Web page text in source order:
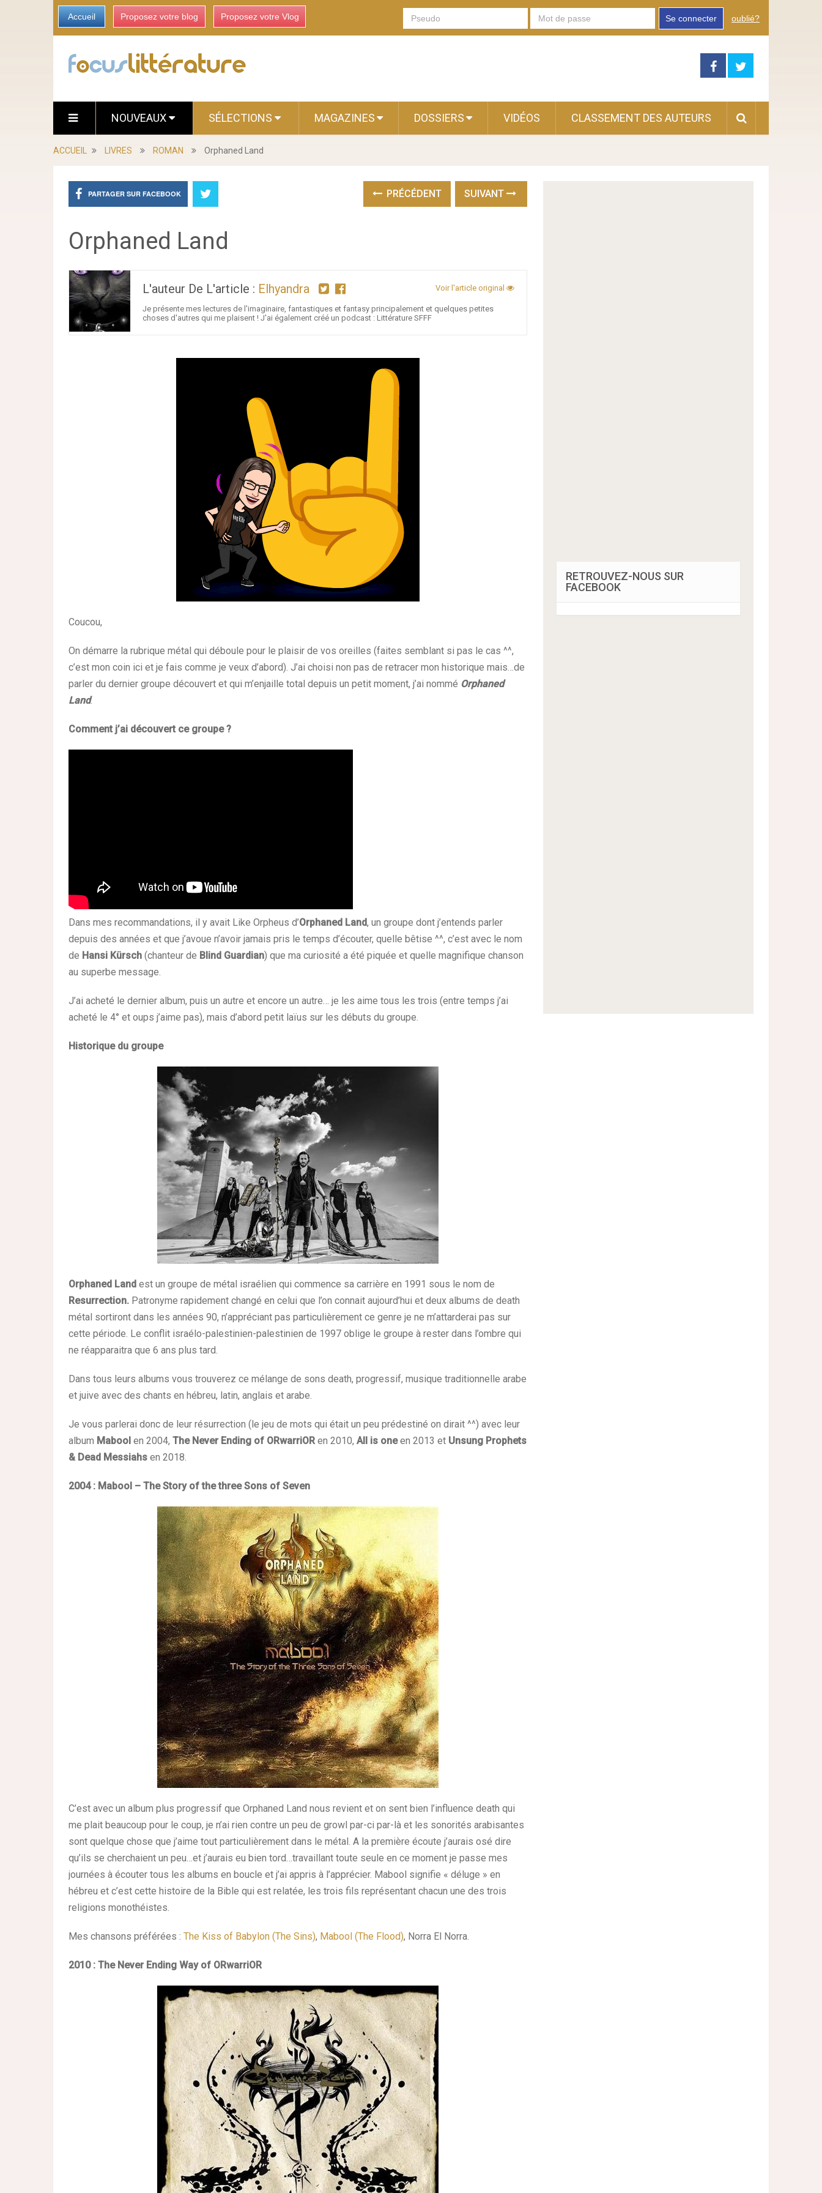
Accueil Proposez votre blog Proposez votre Vlog Se connecter oublié?
NOUVEAUX SÉLECTIONS MAGAZINES DOSSIERS VIDÉOS CLASSEMENT DES AUTEURS
ACCUEIL LIVRES ROMAN Orphaned Land
PARTAGER SUR FACEBOOK PRÉCÉDENT SUIVANT
Orphaned Land
L'auteur De L'article : Elhyandra Voir l'article original
Je présente mes lectures de l'imaginaire, fantastiques et fantasy principalement et quelques petites
choses d'autres qui me plaisent ! J'ai également créé un podcast : Littérature SFFF
Coucou,
On démarre la rubrique métal qui déboule pour le plaisir de vos oreilles (faites semblant si pas le cas ^^,
c’est mon coin ici et je fais comme je veux d’abord). J’ai choisi non pas de retracer mon historique mais…de
parler du dernier groupe découvert et qui m’enjaille total depuis un petit moment, j’ai nommé Orphaned
Land.
Comment j’ai découvert ce groupe ?
Dans mes recommandations, il y avait Like Orpheus d’Orphaned Land, un groupe dont j’entends parler
depuis des années et que j’avoue n’avoir jamais pris le temps d’écouter, quelle bêtise ^^, c’est avec le nom
de Hansi Kürsch (chanteur de Blind Guardian) que ma curiosité a été piquée et quelle magnifique chanson
au superbe message.
J’ai acheté le dernier album, puis un autre et encore un autre… je les aime tous les trois (entre temps j’ai
acheté le 4° et oups j’aime pas), mais d’abord petit laïus sur les débuts du groupe.
Historique du groupe
Orphaned Land est un groupe de métal israélien qui commence sa carrière en 1991 sous le nom de
Resurrection. Patronyme rapidement changé en celui que l’on connait aujourd’hui et deux albums de death
métal sortiront dans les années 90, n’appréciant pas particulièrement ce genre je ne m’attarderai pas sur
cette période. Le conflit israélo-palestinien-palestinien de 1997 oblige le groupe à rester dans l’ombre qui
ne réapparaitra que 6 ans plus tard.
Dans tous leurs albums vous trouverez ce mélange de sons death, progressif, musique traditionnelle arabe
et juive avec des chants en hébreu, latin, anglais et arabe.
Je vous parlerai donc de leur résurrection (le jeu de mots qui était un peu prédestiné on dirait ^^) avec leur
album Mabool en 2004, The Never Ending of ORwarriOR en 2010, All is oneen 2013 et Unsung Prophets
& Dead Messiahs en 2018.
2004 : Mabool – The Story of the three Sons of Seven
C’est avec un album plus progressif que Orphaned Land nous revient et on sent bien l’influence death qui
me plait beaucoup pour le coup, je n’ai rien contre un peu de growl par-ci par-là et les sonorités arabisantes
sont quelque chose que j’aime tout particulièrement dans le métal. A la première écoute j’aurais osé dire
qu’ils se cherchaient un peu…et j’aurais eu bien tord…travaillant toute seule en ce moment je passe mes
journées à écouter tous les albums en boucle et j’ai appris à l’apprécier. Mabool signifie « déluge » en
hébreu et c’est cette histoire de la Bible qui est relatée, les trois fils représentant chacun une des trois
religions monothéistes.
Mes chansons préférées : The Kiss of Babylon (The Sins), Mabool (The Flood), Norra El Norra.
2010 : The Never Ending Way of ORwarriOR
RETROUVEZ-NOUS SUR
FACEBOOK